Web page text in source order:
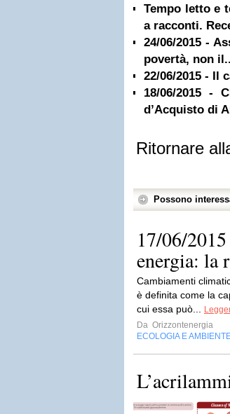
Tempo letto e
a racconti.
24/06/2015 -
povertà, non
22/06/2015 - Il
18/06/2015 -
d’Acquisto di
Ritornare
Possono
17/06/
energia: la
Cambiamenti
è definita come la
cui essa può...
Da Orizzontenergia
ECOLOGIA E